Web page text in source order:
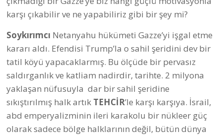
karşı çıkabilir ve ne yapabiliriz gibi bir şey mi?
Soykırımcı Netanyahu hükümeti Gazze’yi işgal etme
kararı aldı. Efendisi Trump’la o sahil şeridini dev bir
tatil köyü yapacaklarmış. Bu ölçüde bir pervasız
saldırganlık ve katliam nadirdir, tarihte. 2 milyona
yaklaşan nüfusuyla dar bir sahil şeridine
sıkıştırılmış halk artık TEHCİR’le karşı karşıya. İsrail,
abd emperyalizminin ileri karakolu bir nükleer güç
olarak sadece bölge halklarının değil, bütün dünya